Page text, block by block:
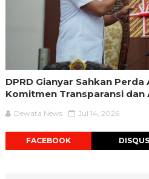
DPRD Gianyar Sahkan Perda
Komitmen Transparansi dan
Dewata News Jul 14, 2026
FACEBOOK DISQUS